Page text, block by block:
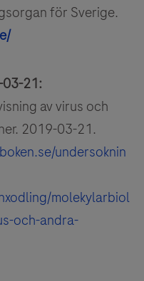
för Sverige.
21:
av virus och
2019-03-21.
undersoknin
molekylarbiol
och-andra-